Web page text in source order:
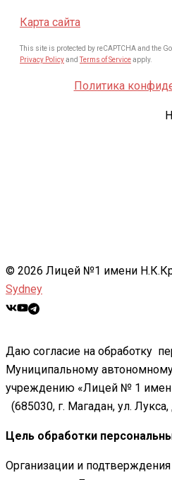
Карта сайта
This site is protected by reCAPTCHA and the
Privacy PolicyandTerms of Serviceapply.
Политика
© 2026 Лицей №1 имени
Sydney
Даю согласие на обработку
Муниципальному
учреждению «Лицей № 1
(685030, г. Магадан, ул. Лукса,
Цель обработки
Организации и